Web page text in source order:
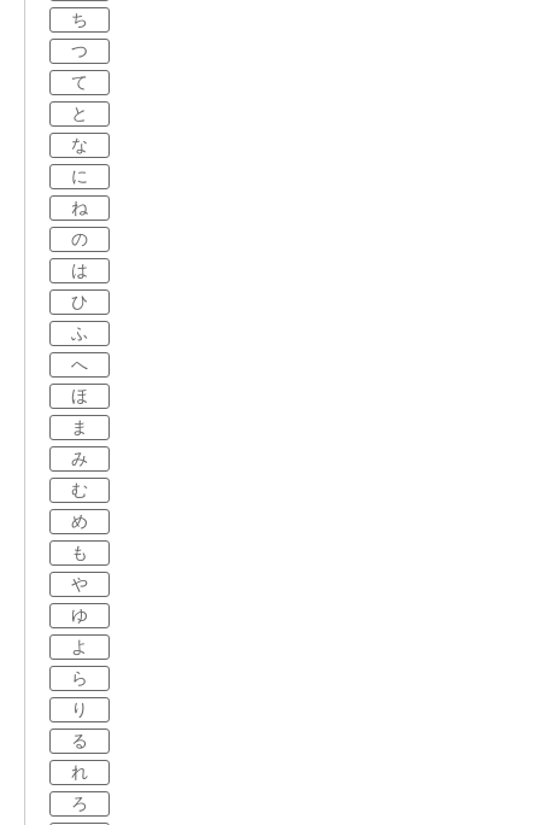
ち
つ
て
と
な
に
ね
の
は
ひ
ふ
へ
ほ
ま
み
む
め
も
や
ゆ
よ
ら
り
る
れ
ろ